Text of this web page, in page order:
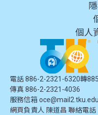
個人
電話 886-2-2321-6320轉
傳真 886-2-2321-4036
服務信箱
網頁負責人 陳道昌 聯絡電